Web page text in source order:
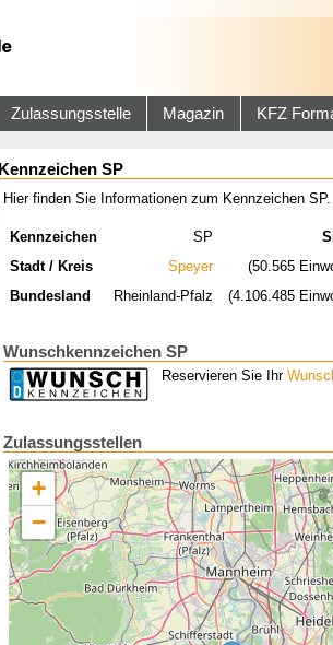
Zulassungsstelle Magazin KFZ
Kennzeichen SP
Hier finden Sie Informationen zum Kennzeichen SP.
Kennzeichen SP
Stadt / Kreis
Speyer
(50.565
Bundesland
Rheinland-Pfalz (4.106.485
Wunschkennzeichen SP
Reservieren Sie Ihr
Zulassungsstellen
+
−